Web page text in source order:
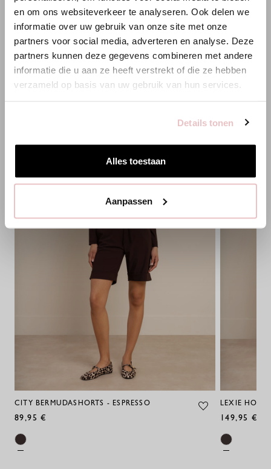
en om ons websiteverkeer te analyseren. Ook delen we
informatie over uw gebruik van onze site met onze
partners voor social media, adverteren en analyse. Deze
partners kunnen deze gegevens combineren met andere
informatie die u aan ze heeft verstrekt of die ze hebben
verzameld op basis van uw gebruik van hun services.
Details tonen
Alles toestaan
Aanpassen
HINZUFÜGEN
PASSENDE PRODUKTE
CITY BERMUDASHORTS - ESPRESSO
89,95 €
LEXIE HOSE
149,95 €
Es scheint, dass du uns von einem anderen Land aus
Bist du am richtigen Ort?
Zur niederländischen Seite wechseln